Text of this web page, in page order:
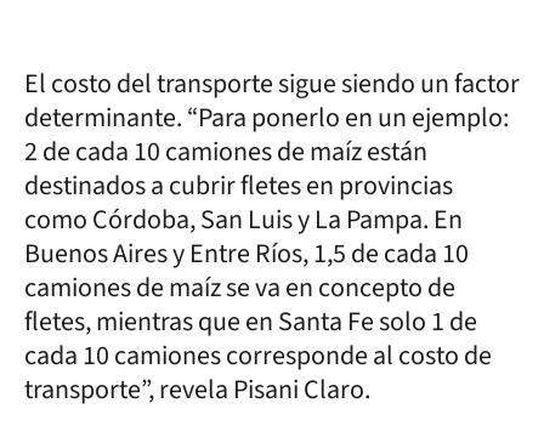
El costo del transporte sigue siendo un factor
determinante. “Para ponerlo en un ejemplo:
2 de cada 10 camiones de maíz están
destinados a cubrir fletes en provincias
como Córdoba, San Luis y La Pampa. En
Buenos Aires y Entre Ríos, 1,5 de cada 10
camiones de maíz se va en concepto de
fletes, mientras que en Santa Fe solo 1 de
cada 10 camiones corresponde al costo de
transporte”, revela Pisani Claro.